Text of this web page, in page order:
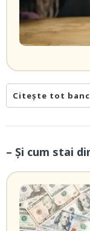
Citește tot
– Și cum stai